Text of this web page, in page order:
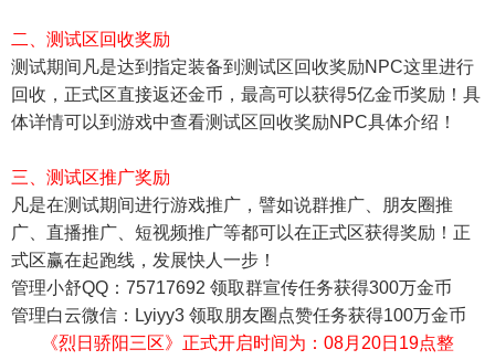
二、测试区回收奖励
测试期间凡是达到指定装备到测试区回收奖励NPC这里进行
回收，正式区直接返还金币，最高可以获得5亿金币奖励！具
体详情可以到游戏中查看测试区回收奖励NPC具体介绍！
三、测试区推广奖励
凡是在测试期间进行游戏推广，譬如说群推广、朋友圈推
广、直播推广、短视频推广等都可以在正式区获得奖励！正
式区赢在起跑线，发展快人一步！
管理小舒QQ：75717692 领取群宣传任务获得300万金币
管理白云微信：Lyiyy3 领取朋友圈点赞任务获得100万金币
《烈日骄阳三区》正式开启时间为：08月20日19点整